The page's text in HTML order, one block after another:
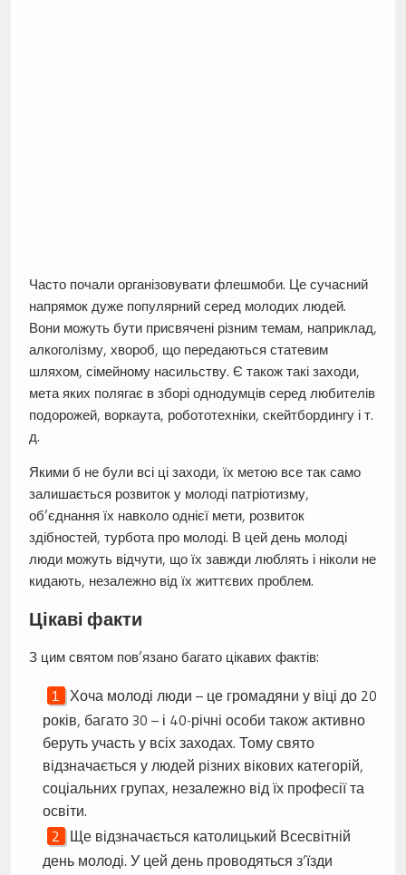
Часто почали організовувати флешмоби. Це сучасний
напрямок дуже популярний серед молодих людей.
Вони можуть бути присвячені різним темам, наприклад,
алкоголізму, хвороб, що передаються статевим
шляхом, сімейному насильству. Є також такі заходи,
мета яких полягає в зборі однодумців серед любителів
подорожей, воркаута, робототехніки, скейтбордингу і т.
д.
Якими б не були всі ці заходи, їх метою все так само
залишається розвиток у молоді патріотизму,
об’єднання їх навколо однієї мети, розвиток
здібностей, турбота про молоді. В цей день молоді
люди можуть відчути, що їх завжди люблять і ніколи не
кидають, незалежно від їх життєвих проблем.
Цікаві факти
З цим святом пов’язано багато цікавих фактів:
Хоча молоді люди – це громадяни у віці до 20
років, багато 30 – і 40-річні особи також активно
беруть участь у всіх заходах. Тому свято
відзначається у людей різних вікових категорій,
соціальних групах, незалежно від їх професії та
освіти.
Ще відзначається католицький Всесвітній
день молоді. У цей день проводяться з’їзди